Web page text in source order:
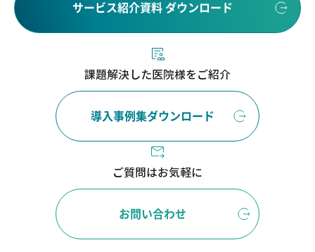
サービス紹介資料 ダウンロード
課題解決した医院様をご紹介
導入事例集ダウンロード
ご質問はお気軽に
お問い合わせ